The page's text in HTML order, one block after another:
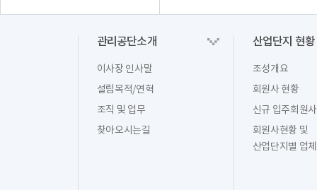
관리공단소개
이사장 인사말
설립목적/연혁
조직 및 업무
찾아오시는길
산업단지 현황
조성개요
회원사 현황
신규 입주회원사
회원사현황 및
산업단지별 업